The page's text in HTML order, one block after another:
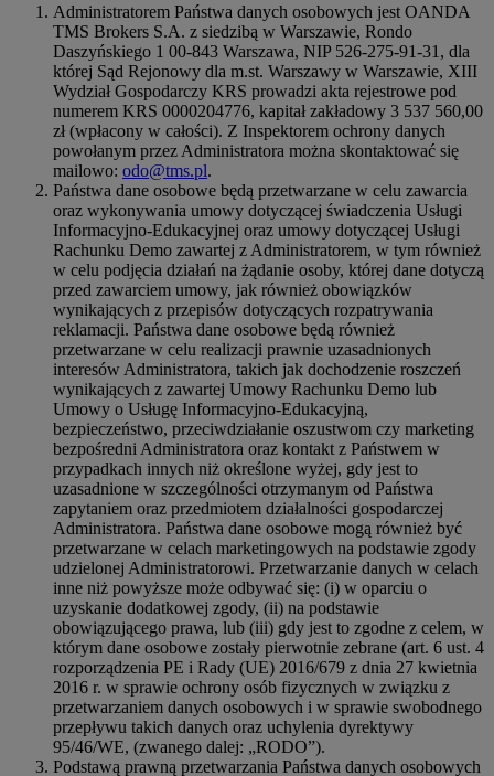
Administratorem Państwa danych osobowych jest OANDA
TMS Brokers S.A. z siedzibą w Warszawie, Rondo
Daszyńskiego 1 00-843 Warszawa, NIP 526-275-91-31, dla
której Sąd Rejonowy dla m.st. Warszawy w Warszawie, XIII
Wydział Gospodarczy KRS prowadzi akta rejestrowe pod
numerem KRS 0000204776, kapitał zakładowy 3 537 560,00
zł (wpłacony w całości). Z Inspektorem ochrony danych
powołanym przez Administratora można skontaktować się
mailowo: odo@tms.pl.
Państwa dane osobowe będą przetwarzane w celu zawarcia
oraz wykonywania umowy dotyczącej świadczenia Usługi
Informacyjno-Edukacyjnej oraz umowy dotyczącej Usługi
Rachunku Demo zawartej z Administratorem, w tym również
w celu podjęcia działań na żądanie osoby, której dane dotyczą
przed zawarciem umowy, jak również obowiązków
wynikających z przepisów dotyczących rozpatrywania
reklamacji. Państwa dane osobowe będą również
przetwarzane w celu realizacji prawnie uzasadnionych
interesów Administratora, takich jak dochodzenie roszczeń
wynikających z zawartej Umowy Rachunku Demo lub
Umowy o Usługę Informacyjno-Edukacyjną,
bezpieczeństwo, przeciwdziałanie oszustwom czy marketing
bezpośredni Administratora oraz kontakt z Państwem w
przypadkach innych niż określone wyżej, gdy jest to
uzasadnione w szczególności otrzymanym od Państwa
zapytaniem oraz przedmiotem działalności gospodarczej
Administratora. Państwa dane osobowe mogą również być
przetwarzane w celach marketingowych na podstawie zgody
udzielonej Administratorowi. Przetwarzanie danych w celach
inne niż powyższe może odbywać się: (i) w oparciu o
uzyskanie dodatkowej zgody, (ii) na podstawie
obowiązującego prawa, lub (iii) gdy jest to zgodne z celem, w
którym dane osobowe zostały pierwotnie zebrane (art. 6 ust. 4
rozporządzenia PE i Rady (UE) 2016/679 z dnia 27 kwietnia
2016 r. w sprawie ochrony osób fizycznych w związku z
przetwarzaniem danych osobowych i w sprawie swobodnego
przepływu takich danych oraz uchylenia dyrektywy
95/46/WE, (zwanego dalej: „RODO”).
Podstawą prawną przetwarzania Państwa danych osobowych